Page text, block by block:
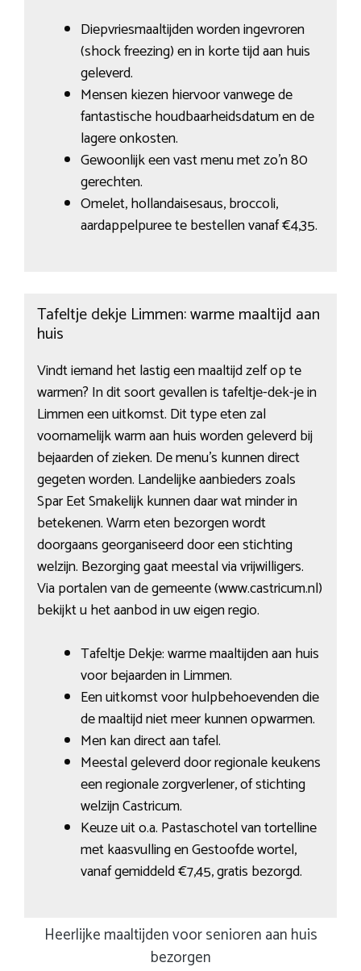
Diepvriesmaaltijden worden ingevroren
(shock freezing) en in korte tijd aan huis
geleverd.
Mensen kiezen hiervoor vanwege de
fantastische houdbaarheidsdatum en de
lagere onkosten.
Gewoonlijk een vast menu met zo’n 80
gerechten.
Omelet, hollandaisesaus, broccoli,
aardappelpuree te bestellen vanaf €4,35.
Tafeltje dekje Limmen: warme maaltijd aan
huis
Vindt iemand het lastig een maaltijd zelf op te
warmen? In dit soort gevallen is tafeltje-dek-je in
Limmen een uitkomst. Dit type eten zal
voornamelijk warm aan huis worden geleverd bij
bejaarden of zieken. De menu’s kunnen direct
gegeten worden. Landelijke aanbieders zoals
Spar Eet Smakelijk kunnen daar wat minder in
betekenen. Warm eten bezorgen wordt
doorgaans georganiseerd door een stichting
welzijn. Bezorging gaat meestal via vrijwilligers.
Via portalen van de gemeente (www.castricum.nl)
bekijkt u het aanbod in uw eigen regio.
Tafeltje Dekje: warme maaltijden aan huis
voor bejaarden in Limmen.
Een uitkomst voor hulpbehoevenden die
de maaltijd niet meer kunnen opwarmen.
Men kan direct aan tafel.
Meestal geleverd door regionale keukens
een regionale zorgverlener, of stichting
welzijn Castricum.
Keuze uit o.a. Pastaschotel van tortelline
met kaasvulling en Gestoofde wortel,
vanaf gemiddeld €7,45, gratis bezorgd.
Heerlijke maaltijden voor senioren aan huis
bezorgen